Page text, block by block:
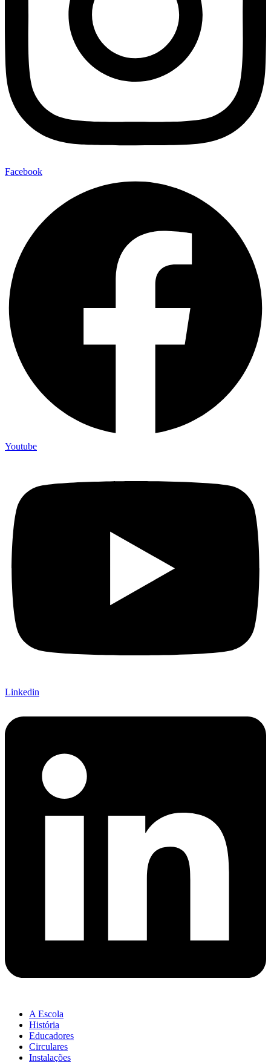
Facebook
Youtube
Linkedin
A Escola
História
Educadores
Circulares
Instalações